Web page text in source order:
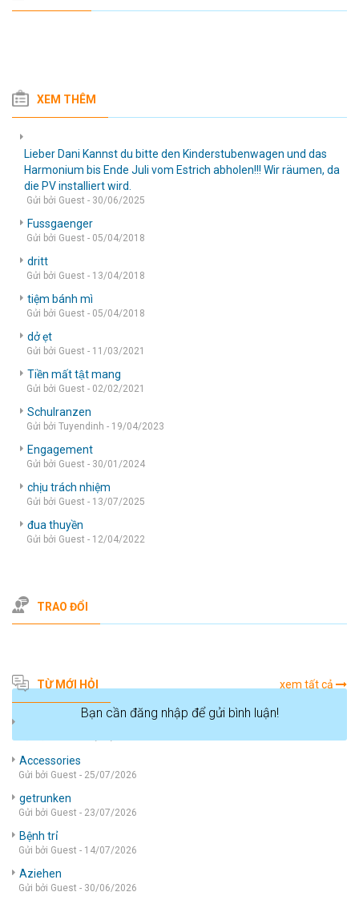
XEM THÊM
Lieber Dani Kannst du bitte den Kinderstubenwagen und das
Harmonium bis Ende Juli vom Estrich abholen!!! Wir räumen, da
die PV installiert wird.
Gửi bởi Guest - 30/06/2025
Fussgaenger
Gửi bởi Guest - 05/04/2018
dritt
Gửi bởi Guest - 13/04/2018
tiệm bánh mì
Gửi bởi Guest - 05/04/2018
dở ẹt
Gửi bởi Guest - 11/03/2021
Tiền mất tật mang
Gửi bởi Guest - 02/02/2021
Schulranzen
Gửi bởi Tuyendinh - 19/04/2023
Engagement
Gửi bởi Guest - 30/01/2024
chịu trách nhiệm
Gửi bởi Guest - 13/07/2025
đua thuyền
Gửi bởi Guest - 12/04/2022
TRAO ĐỔI
Bạn cần đăng nhập để gửi bình luận!
TỪ MỚI HỎI xem tất cả
Accessories
Gửi bởi Guest - 25/07/2026
getrunken
Gửi bởi Guest - 23/07/2026
Bệnh trỉ
Gửi bởi Guest - 14/07/2026
Aziehen
Gửi bởi Guest - 30/06/2026